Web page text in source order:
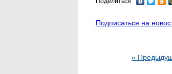
Подписаться на
«